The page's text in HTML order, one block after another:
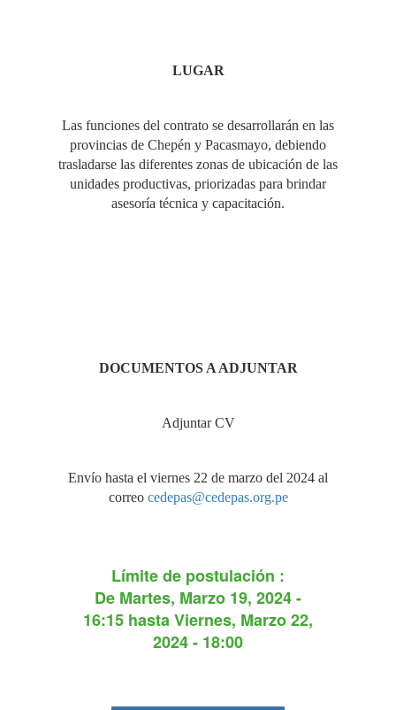
LUGAR
Las funciones del contrato se desarrollarán en las
provincias de Chepén y Pacasmayo, debiendo
trasladarse las diferentes zonas de ubicación de las
unidades productivas, priorizadas para brindar
asesoría técnica y capacitación.
DOCUMENTOS A ADJUNTAR
Adjuntar CV
Envío hasta el viernes 22 de marzo del 2024 al
correo cedepas@cedepas.org.pe
Límite de postulación :
De Martes, Marzo 19, 2024 -
16:15 hastaViernes, Marzo 22,
2024 - 18:00